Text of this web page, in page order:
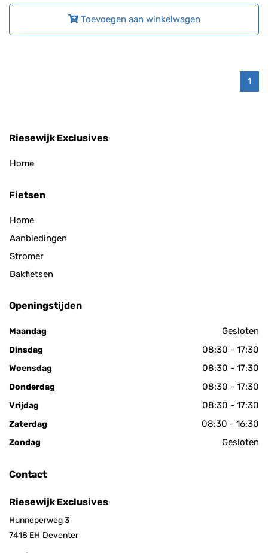
Toevoegen aan winkelwagen
1
Riesewijk Exclusives
Home
Fietsen
Home
Aanbiedingen
Stromer
Bakfietsen
Openingstijden
Maandag Gesloten
Dinsdag 08:30 - 17:30
Woensdag 08:30 - 17:30
Donderdag 08:30 - 17:30
Vrijdag 08:30 - 17:30
Zaterdag 08:30 - 16:30
Zondag Gesloten
Contact
Riesewijk Exclusives
Hunneperweg 3
7418 EH Deventer